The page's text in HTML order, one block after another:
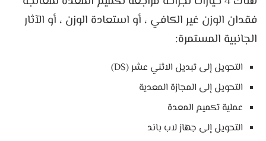
فقدان الوزن غير الكافي ، أو استعادة الوزن ، أو الآثار
الجانبية المستمرة:
التحويل إلى تبديل الاثني عشر (DS)
التحويل إلى المجازة المعدية
عملية تكميم المعدة
التحويل إلى جهاز لاب باند